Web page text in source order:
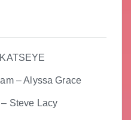
– Alyssa Grace
– Steve Lacy